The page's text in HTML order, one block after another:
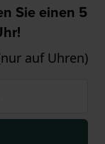
Sie einen 5
auf Uhren)